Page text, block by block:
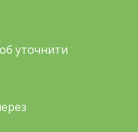
уточнити